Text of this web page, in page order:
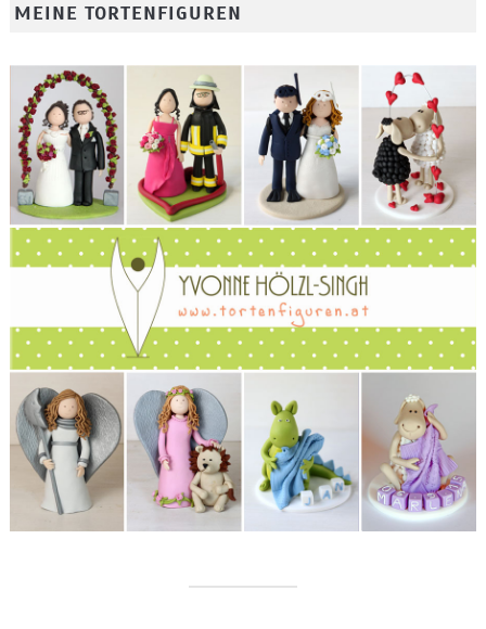
MEINE TORTENFIGUREN